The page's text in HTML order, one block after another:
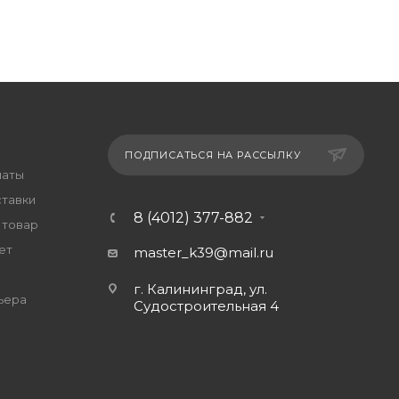
ПОДПИСАТЬСЯ НА РАССЫЛКУ
8 (4012) 377-882
master_k39@mail.ru
г. Калининград, ул.
Судостроительная 4